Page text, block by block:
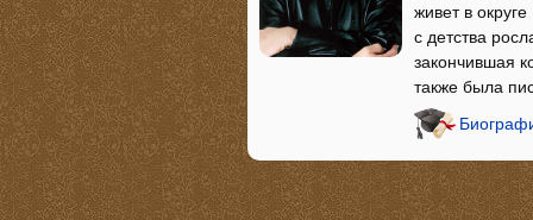
живет в
с детства
закончившая
также была